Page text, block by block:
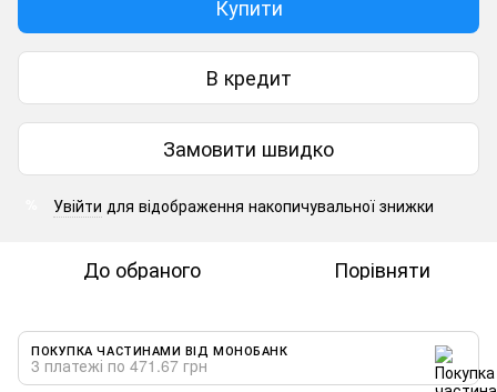
Купити
В кредит
Замовити швидко
Увійти для відображення накопичувальної знижки
До обраного Порівняти
ПОКУПКА ЧАСТИНАМИ ВІД МОНОБАНК
3 платежі по 471.67 грн